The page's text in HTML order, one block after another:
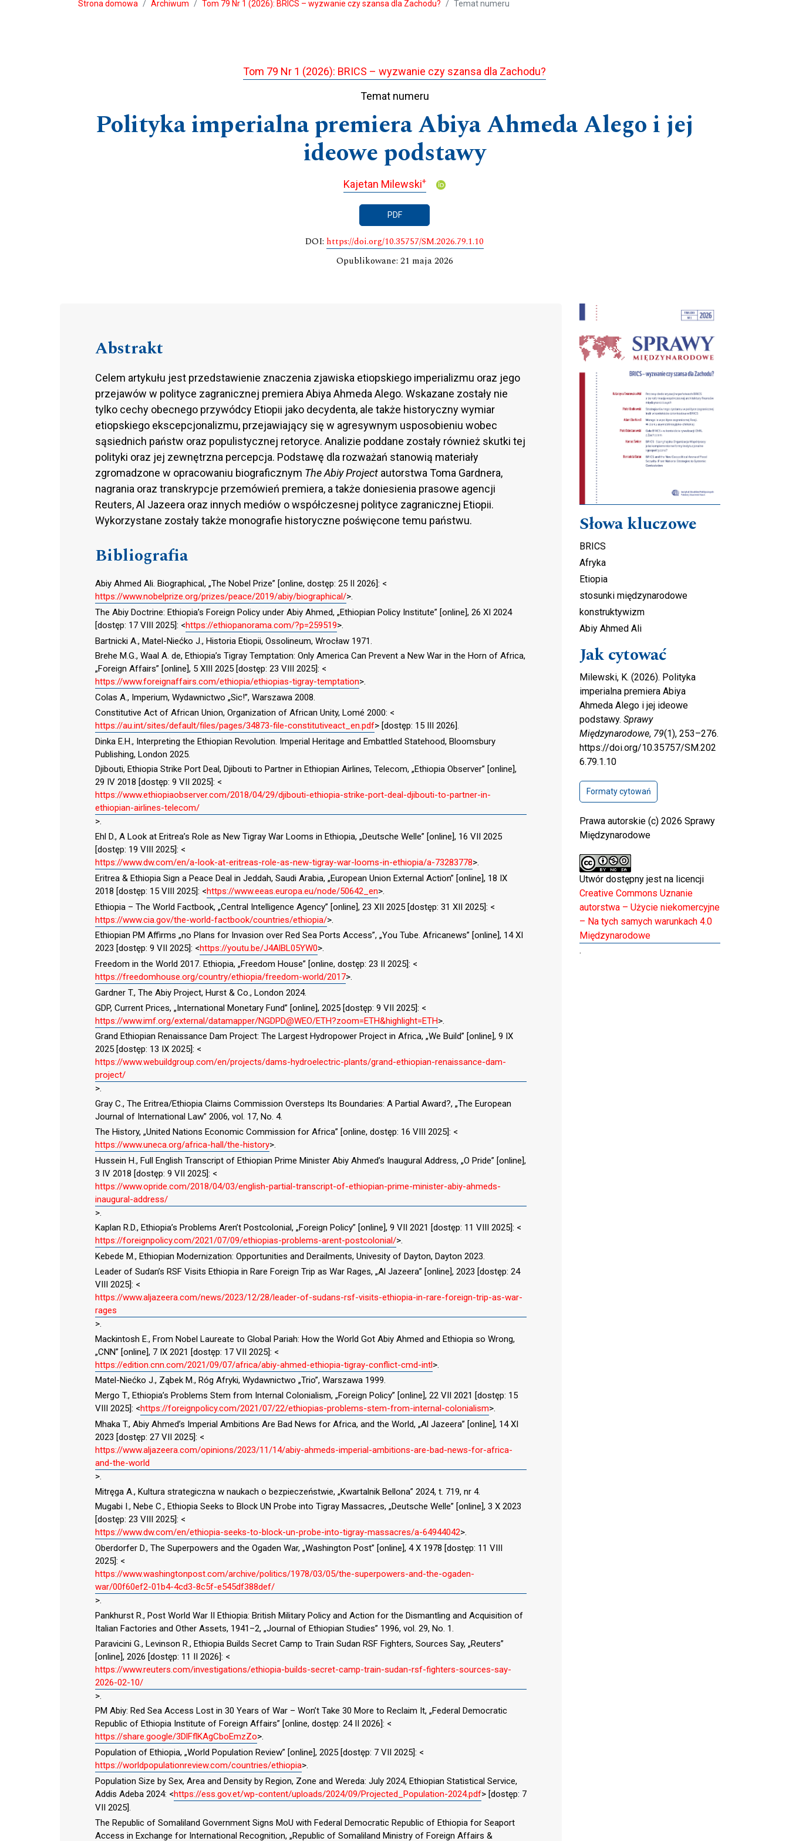
Strona domowa Archiwum Tom 79 Nr 1 (2026): BRICS – wyzwanie czy szansa dla Zachodu? Temat numeru
Tom 79 Nr 1 (2026): BRICS – wyzwanie czy szansa dla Zachodu?
Temat numeru
Polityka imperialna premiera Abiya Ahmeda Alego i jej
ideowe podstawy
Kajetan Milewski+
PDF
DOI: https://doi.org/10.35757/SM.2026.79.1.10
Opublikowane: 21 maja 2026
Abstrakt
Celem artykułu jest przedstawienie znaczenia zjawiska etiopskiego imperializmu oraz jego
przejawów w polityce zagranicznej premiera Abiya Ahmeda Alego. Wskazane zostały nie
tylko cechy obecnego przywódcy Etiopii jako decydenta, ale także historyczny wymiar
etiopskiego ekscepcjonalizmu, przejawiający się w agresywnym usposobieniu wobec
sąsiednich państw oraz populistycznej retoryce. Analizie poddane zostały również skutki tej
polityki oraz jej zewnętrzna percepcja. Podstawę dla rozważań stanowią materiały
zgromadzone w opracowaniu biograficznym The Abiy Project autorstwa Toma Gardnera,
nagrania oraz transkrypcje przemówień premiera, a także doniesienia prasowe agencji
Reuters, Al Jazeera oraz innych mediów o współczesnej polityce zagranicznej Etiopii.
Wykorzystane zostały także monografie historyczne poświęcone temu państwu.
Bibliografia
Abiy Ahmed Ali. Biographical, „The Nobel Prize” [online, dostęp: 25 II 2026]: <
https://www.nobelprize.org/prizes/peace/2019/abiy/biographical/>.
The Abiy Doctrine: Ethiopia’s Foreign Policy under Abiy Ahmed, „Ethiopian Policy Institute” [online], 26 XI 2024
[dostęp: 17 VIII 2025]: <https://ethiopanorama.com/?p=259519>.
Bartnicki A., Matel-Niećko J., Historia Etiopii, Ossolineum, Wrocław 1971.
Brehe M.G., Waal A. de, Ethiopia’s Tigray Temptation: Only America Can Prevent a New War in the Horn of Africa,
„Foreign Affairs” [online], 5 XIII 2025 [dostęp: 23 VIII 2025]: <
https://www.foreignaffairs.com/ethiopia/ethiopias-tigray-temptation>.
Colas A., Imperium, Wydawnictwo „Sic!”, Warszawa 2008.
Constitutive Act of African Union, Organization of African Unity, Lomé 2000: <
https://au.int/sites/default/files/pages/34873-file-constitutiveact_en.pdf> [dostęp: 15 III 2026].
Dinka E.H., Interpreting the Ethiopian Revolution. Imperial Heritage and Embattled Statehood, Bloomsbury
Publishing, London 2025.
Djibouti, Ethiopia Strike Port Deal, Djibouti to Partner in Ethiopian Airlines, Telecom, „Ethiopia Observer” [online],
29 IV 2018 [dostęp: 9 VII 2025]: <
https://www.ethiopiaobserver.com/2018/04/29/djibouti-ethiopia-strike-port-deal-djibouti-to-partner-in-
ethiopian-airlines-telecom/
>.
Ehl D., A Look at Eritrea’s Role as New Tigray War Looms in Ethiopia, „Deutsche Welle” [online], 16 VII 2025
[dostęp: 19 VIII 2025]: <
https://www.dw.com/en/a-look-at-eritreas-role-as-new-tigray-war-looms-in-ethiopia/a-73283778>.
Eritrea & Ethiopia Sign a Peace Deal in Jeddah, Saudi Arabia, „European Union External Action” [online], 18 IX
2018 [dostęp: 15 VIII 2025]: <https://www.eeas.europa.eu/node/50642_en>.
Ethiopia – The World Factbook, „Central Intelligence Agency” [online], 23 XII 2025 [dostęp: 31 XII 2025]: <
https://www.cia.gov/the-world-factbook/countries/ethiopia/>.
Ethiopian PM Affirms „no Plans for Invasion over Red Sea Ports Access”, „You Tube. Africanews” [online], 14 XI
2023 [dostęp: 9 VII 2025]: <https://youtu.be/J4AlBL05YW0>.
Freedom in the World 2017. Ethiopia, „Freedom House” [online, dostęp: 23 II 2025]: <
https://freedomhouse.org/country/ethiopia/freedom-world/2017>.
Gardner T., The Abiy Project, Hurst & Co., London 2024.
GDP, Current Prices, „International Monetary Fund” [online], 2025 [dostęp: 9 VII 2025]: <
https://www.imf.org/external/datamapper/NGDPD@WEO/ETH?zoom=ETH&highlight=ETH>.
Grand Ethiopian Renaissance Dam Project: The Largest Hydropower Project in Africa, „We Build” [online], 9 IX
2025 [dostęp: 13 IX 2025]: <
https://www.webuildgroup.com/en/projects/dams-hydroelectric-plants/grand-ethiopian-renaissance-dam-
project/
>.
Gray C., The Eritrea/Ethiopia Claims Commission Oversteps Its Boundaries: A Partial Award?, „The European
Journal of International Law” 2006, vol. 17, No. 4.
The History, „United Nations Economic Commission for Africa” [online, dostęp: 16 VIII 2025]: <
https://www.uneca.org/africa-hall/the-history>.
Hussein H., Full English Transcript of Ethiopian Prime Minister Abiy Ahmed’s Inaugural Address, „O Pride” [online],
3 IV 2018 [dostęp: 9 VII 2025]: <
https://www.opride.com/2018/04/03/english-partial-transcript-of-ethiopian-prime-minister-abiy-ahmeds-
inaugural-address/
>.
Kaplan R.D., Ethiopia’s Problems Aren’t Postcolonial, „Foreign Policy” [online], 9 VII 2021 [dostęp: 11 VIII 2025]: <
https://foreignpolicy.com/2021/07/09/ethiopias-problems-arent-postcolonial/>.
Kebede M., Ethiopian Modernization: Opportunities and Derailments, Univesity of Dayton, Dayton 2023.
Leader of Sudan’s RSF Visits Ethiopia in Rare Foreign Trip as War Rages, „Al Jazeera” [online], 2023 [dostęp: 24
VIII 2025]: <
https://www.aljazeera.com/news/2023/12/28/leader-of-sudans-rsf-visits-ethiopia-in-rare-foreign-trip-as-war-
rages
>.
Mackintosh E., From Nobel Laureate to Global Pariah: How the World Got Abiy Ahmed and Ethiopia so Wrong,
„CNN” [online], 7 IX 2021 [dostęp: 17 VII 2025]: <
https://edition.cnn.com/2021/09/07/africa/abiy-ahmed-ethiopia-tigray-conflict-cmd-intl>.
Matel-Niećko J., Ząbek M., Róg Afryki, Wydawnictwo „Trio”, Warszawa 1999.
Mergo T., Ethiopia’s Problems Stem from Internal Colonialism, „Foreign Policy” [online], 22 VII 2021 [dostęp: 15
VIII 2025]: <https://foreignpolicy.com/2021/07/22/ethiopias-problems-stem-from-internal-colonialism>.
Mhaka T., Abiy Ahmed’s Imperial Ambitions Are Bad News for Africa, and the World, „Al Jazeera” [online], 14 XI
2023 [dostęp: 27 VII 2025]: <
https://www.aljazeera.com/opinions/2023/11/14/abiy-ahmeds-imperial-ambitions-are-bad-news-for-africa-
and-the-world
>.
Mitręga A., Kultura strategiczna w naukach o bezpieczeństwie, „Kwartalnik Bellona” 2024, t. 719, nr 4.
Mugabi I., Nebe C., Ethiopia Seeks to Block UN Probe into Tigray Massacres, „Deutsche Welle” [online], 3 X 2023
[dostęp: 23 VIII 2025]: <
https://www.dw.com/en/ethiopia-seeks-to-block-un-probe-into-tigray-massacres/a-64944042>.
Oberdorfer D., The Superpowers and the Ogaden War, „Washington Post” [online], 4 X 1978 [dostęp: 11 VIII
2025]: <
https://www.washingtonpost.com/archive/politics/1978/03/05/the-superpowers-and-the-ogaden-
war/00f60ef2-01b4-4cd3-8c5f-e545df388def/
>.
Pankhurst R., Post World War II Ethiopia: British Military Policy and Action for the Dismantling and Acquisition of
Italian Factories and Other Assets, 1941–2, „Journal of Ethiopian Studies” 1996, vol. 29, No. 1.
Paravicini G., Levinson R., Ethiopia Builds Secret Camp to Train Sudan RSF Fighters, Sources Say, „Reuters”
[online], 2026 [dostęp: 11 II 2026]: <
https://www.reuters.com/investigations/ethiopia-builds-secret-camp-train-sudan-rsf-fighters-sources-say-
2026-02-10/
>.
PM Abiy: Red Sea Access Lost in 30 Years of War – Won’t Take 30 More to Reclaim It, „Federal Democratic
Republic of Ethiopia Institute of Foreign Affairs” [online, dostęp: 24 II 2026]: <
https://share.google/3DlFflKAgCboEmzZo>.
Population of Ethiopia, „World Population Review” [online], 2025 [dostęp: 7 VII 2025]: <
https://worldpopulationreview.com/countries/ethiopia>.
Population Size by Sex, Area and Density by Region, Zone and Wereda: July 2024, Ethiopian Statistical Service,
Addis Adeba 2024: <https://ess.gov.et/wp-content/uploads/2024/09/Projected_Population-2024.pdf> [dostęp: 7
VII 2025].
The Republic of Somaliland Government Signs MoU with Federal Democratic Republic of Ethiopia for Seaport
Access in Exchange for International Recognition, „Republic of Somaliland Ministry of Foreign Affairs &
Cover image
Słowa kluczowe
BRICS
Afryka
Etiopia
stosunki międzynarodowe
konstruktywizm
Abiy Ahmed Ali
Jak cytować
Milewski, K. (2026). Polityka
imperialna premiera Abiya
Ahmeda Alego i jej ideowe
podstawy. Sprawy
Międzynarodowe, 79(1), 253–276.
https://doi.org/10.35757/SM.202
6.79.1.10
Formaty cytowań
Prawa autorskie (c) 2026 Sprawy
Międzynarodowe
Utwór dostępny jest na licencji
Creative Commons Uznanie
autorstwa – Użycie niekomercyjne
– Na tych samych warunkach 4.0
Międzynarodowe
.